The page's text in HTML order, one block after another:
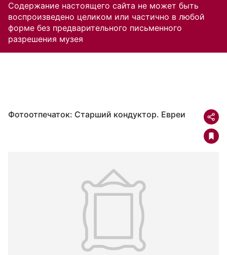
Содержание настоящего сайта не может быть
воспроизведено целиком или частично в любой
форме без предварительного письменного
разрешения музея
Фотоотпечаток: Старший кондуктор. Евреи